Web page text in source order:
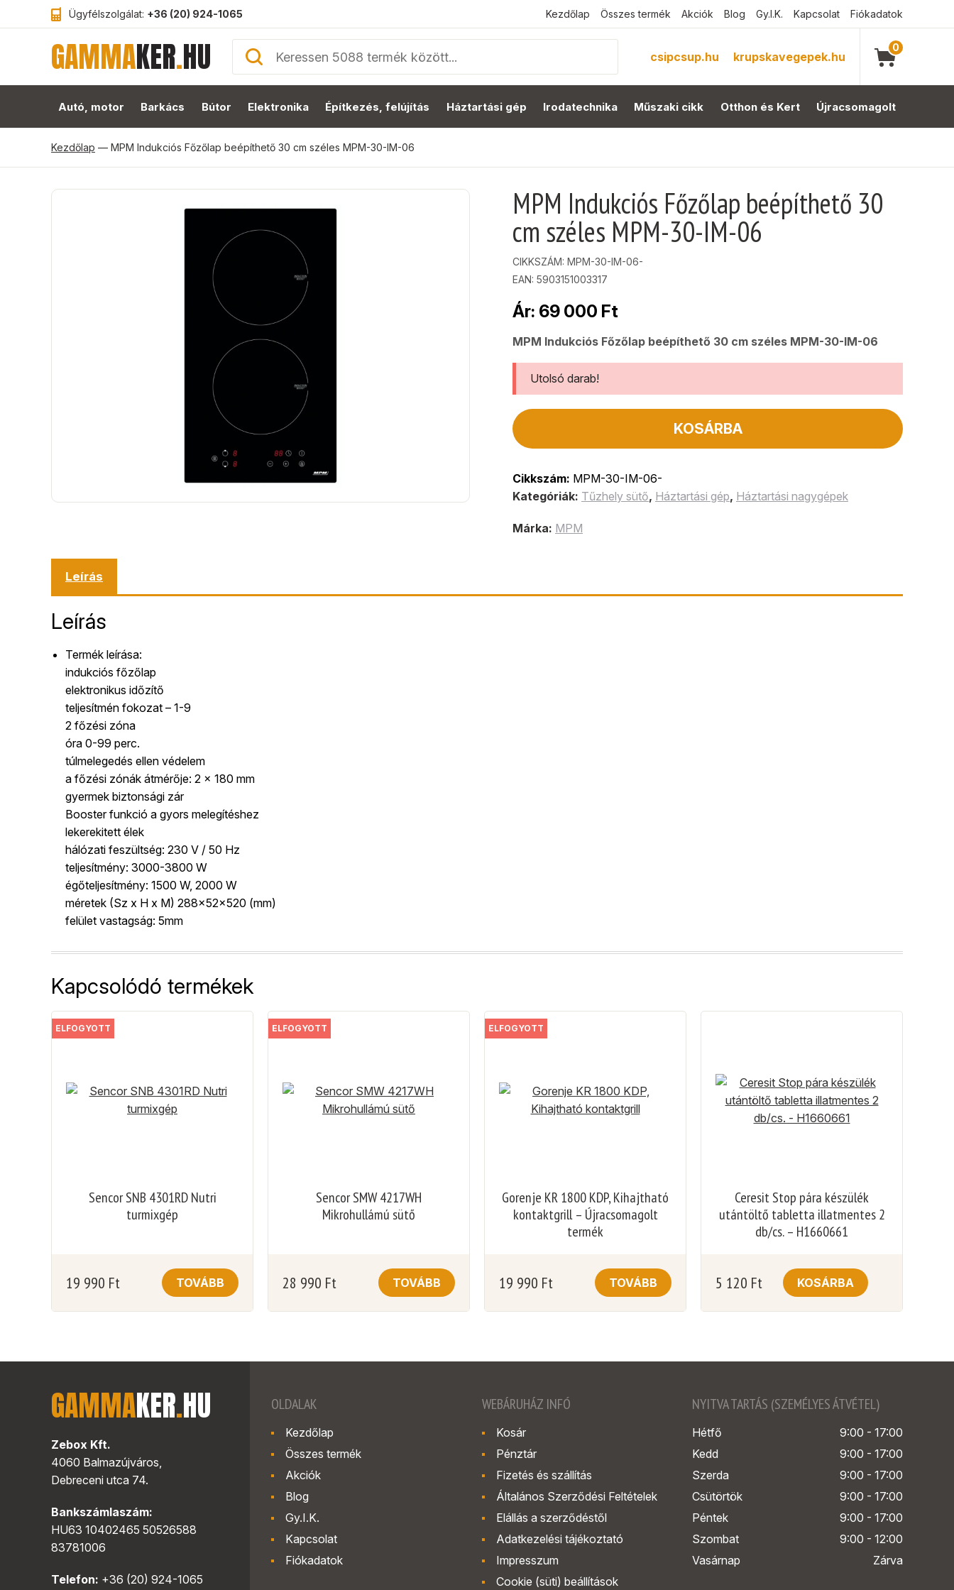
Ügyfélszolgálat: +36 (20) 924-1065 Kezdőlap Összes termék Akciók Blog Gy.I.K. Kapcsolat Fiókadatok
GAMMAKER.HU csipcsup.hu krupskavegepek.hu
0
Autó, motor Barkács Bútor Elektronika Építkezés, felújítás Háztartási gép Irodatechnika Műszaki cikk Otthon és Kert Újracsomagolt
Kezdőlap — MPM Indukciós Főzőlap beépíthető 30 cm széles MPM-30-IM-06
MPM Indukciós Főzőlap beépíthető 30
cm széles MPM-30-IM-06
CIKKSZÁM: MPM-30-IM-06-
EAN: 5903151003317
Ár: 69 000 Ft
MPM Indukciós Főzőlap beépíthető 30 cm széles MPM-30-IM-06
Utolsó darab!
KOSÁRBA
Cikkszám: MPM-30-IM-06-
Kategóriák: Tűzhely sütő, Háztartási gép, Háztartási nagygépek
Márka: MPM
Leírás
Leírás
Termék leírása:
indukciós főzőlap
elektronikus időzítő
teljesítmén fokozat – 1-9
2 főzési zóna
óra 0-99 perc.
túlmelegedés ellen védelem
a főzési zónák átmérője: 2 x 180 mm
gyermek biztonsági zár
Booster funkció a gyors melegítéshez
lekerekitett élek
hálózati feszültség: 230 V / 50 Hz
teljesítmény: 3000-3800 W
égőteljesítmény: 1500 W, 2000 W
méretek (Sz x H x M) 288x52x520 (mm)
felület vastagság: 5mm
Kapcsolódó termékek
ELFOGYOTT
Sencor SNB 4301RD Nutri
turmixgép
19 990 Ft TOVÁBB
ELFOGYOTT
Sencor SMW 4217WH
Mikrohullámú sütő
28 990 Ft TOVÁBB
ELFOGYOTT
Gorenje KR 1800 KDP, Kihajtható
kontaktgrill – Újracsomagolt
termék
19 990 Ft TOVÁBB
Ceresit Stop pára készülék
utántöltő tabletta illatmentes 2
db/cs. – H1660661
5 120 Ft KOSÁRBA
GAMMAKER.HU
Zebox Kft.
4060 Balmazújváros,
Debreceni utca 74.
Bankszámlaszám:
HU63 10402465 50526588
83781006
Telefon: +36 (20) 924-1065
OLDALAK
Kezdőlap
Összes termék
Akciók
Blog
Gy.I.K.
Kapcsolat
Fiókadatok
WEBÁRUHÁZ INFÓ
Kosár
Pénztár
Fizetés és szállítás
Általános Szerződési Feltételek
Elállás a szerződéstől
Adatkezelési tájékoztató
Impresszum
Cookie (süti) beállítások
NYITVA TARTÁS (SZEMÉLYES ÁTVÉTEL)
Hétfő
9:00 - 17:00
Kedd
9:00 - 17:00
Szerda
9:00 - 17:00
Csütörtök
9:00 - 17:00
Péntek
9:00 - 17:00
Szombat
9:00 - 12:00
Vasárnap
Zárva